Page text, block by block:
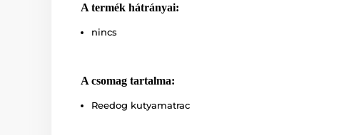
A termék hátrányai:
nincs
A csomag tartalma:
Reedog kutyamatrac